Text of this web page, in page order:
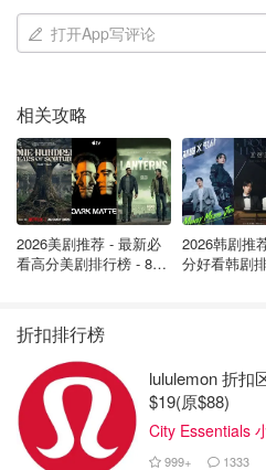
打开App写评论
相关攻略
2026美剧推荐 - 最新必
看高分美剧排行榜 - 8月
2026韩剧推
分好看韩剧
折扣排行榜
lululemon 折扣
$19(原$88)
City Essentials
999+ 1333